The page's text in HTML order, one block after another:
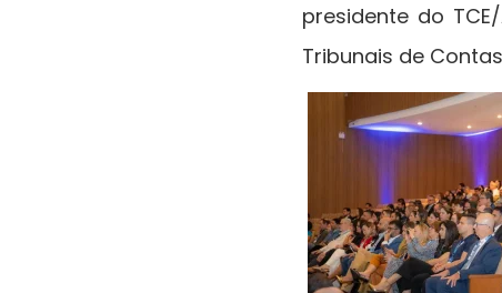
presidente do
Tribunais de